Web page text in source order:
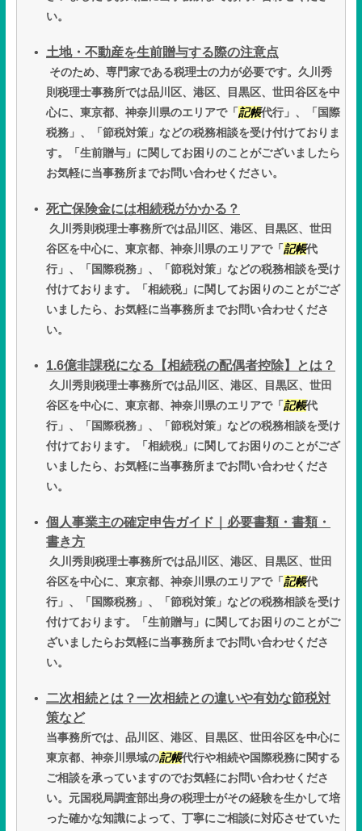
い。
土地・不動産を生前贈与する際の注意点
そのため、専門家である税理士の力が必要です。久川秀
則税理士事務所では品川区、港区、目黒区、世田谷区を中
心に、東京都、神奈川県のエリアで「 記帳代行」、「国際
税務」、「節税対策」などの税務相談を受け付けておりま
す。「生前贈与」に関してお困りのことがございましたら
お気軽に当事務所までお問い合わせください。
死亡保険金には相続税がかかる？
久川秀則税理士事務所では品川区、港区、目黒区、世田
谷区を中心に、東京都、神奈川県のエリアで「 記帳代
行」、「国際税務」、「節税対策」などの税務相談を受け
付けております。「相続税」に関してお困りのことがござ
いましたら、お気軽に当事務所までお問い合わせくださ
い。
1.6億非課税になる【相続税の配偶者控除】とは？
久川秀則税理士事務所では品川区、港区、目黒区、世田
谷区を中心に、東京都、神奈川県のエリアで「 記帳代
行」、「国際税務」、「節税対策」などの税務相談を受け
付けております。「相続税」に関してお困りのことがござ
いましたら、お気軽に当事務所までお問い合わせくださ
い。
個人事業主の確定申告ガイド｜必要書類・書類・
書き方
久川秀則税理士事務所では品川区、港区、目黒区、世田
谷区を中心に、東京都、神奈川県のエリアで「 記帳代
行」、「国際税務」、「節税対策」などの税務相談を受け
付けております。「生前贈与」に関してお困りのことがご
ざいましたらお気軽に当事務所までお問い合わせくださ
い。
二次相続とは？一次相続との違いや有効な節税対
策など
当事務所では、品川区、港区、目黒区、世田谷区を中心に
東京都、神奈川県域の記帳代行や相続や国際税務に関する
ご相談を承っていますのでお気軽にお問い合わせくださ
い。元国税局調査部出身の税理士がその経験を生かして培
った確かな知識によって、丁寧にご相談に対応させていた